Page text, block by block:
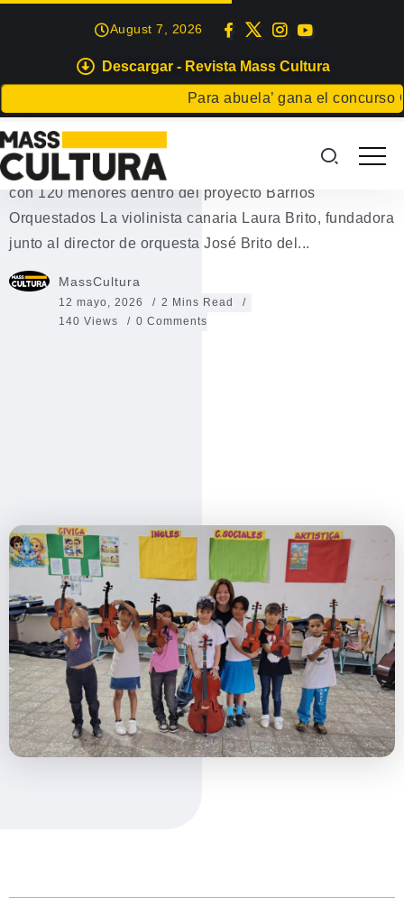
Descargar - Revista Mass Cultura
Para abuela’ gana el concurso
August 7, 2026
GRAN CANARIA
Barrios Orquestados
Laura Brito impulsa en Honduras una orquesta infantil
con 120 menores dentro del proyecto Barrios
Orquestados La violinista canaria Laura Brito, fundadora
junto al director de orquesta José Brito del...
MassCultura
12 mayo, 2026
2 Mins Read
140 Views
0 Comments